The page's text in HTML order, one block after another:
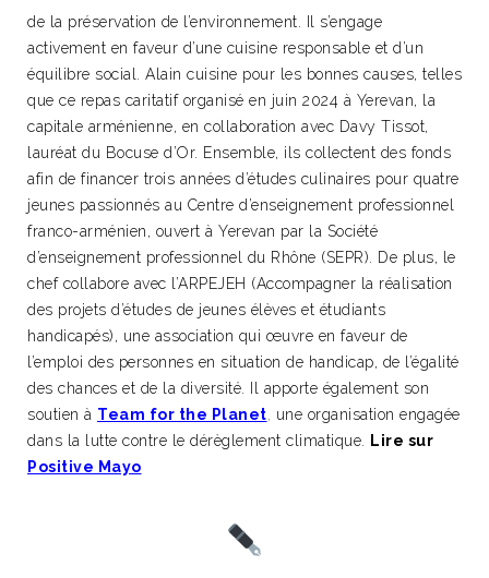
de la préservation de l’environnement. Il s’engage
activement en faveur d’une cuisine responsable et d’un
équilibre social. Alain cuisine pour les bonnes causes, telles
que ce repas caritatif organisé en juin 2024 à Yerevan, la
capitale arménienne, en collaboration avec Davy Tissot,
lauréat du Bocuse d’Or. Ensemble, ils collectent des fonds
afin de financer trois années d’études culinaires pour quatre
jeunes passionnés au Centre d’enseignement professionnel
franco-arménien, ouvert à Yerevan par la Société
d’enseignement professionnel du Rhône (SEPR). De plus, le
chef collabore avec l’ARPEJEH (Accompagner la réalisation
des projets d’études de jeunes élèves et étudiants
handicapés), une association qui œuvre en faveur de
l’emploi des personnes en situation de handicap, de l’égalité
des chances et de la diversité. Il apporte également son
soutien à Team for the Planet
une organisation engagée
dans la lutte contre le dérèglement climatique.
Lire sur
Positive Mayo